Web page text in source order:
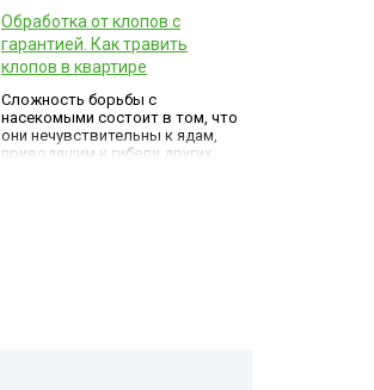
общепита, складские
помещения можно
обрабатывать раз в квартал,
при этом со временем
необходимость в частой
дератизации отпадает.
Обработка от клопов с
гарантией. Как травить
клопов в квартире
Сложность борьбы с
насекомыми состоит в том, что
они нечувствительны к ядам,
приводящим к гибели других